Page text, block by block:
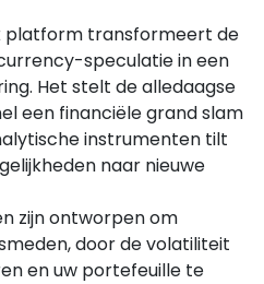
platform transformeert de
speculatie in een
Het stelt de alledaagse
een financiële grand slam
instrumenten tilt
naar nieuwe
zijn ontworpen om
door de volatiliteit
en uw portefeuille te